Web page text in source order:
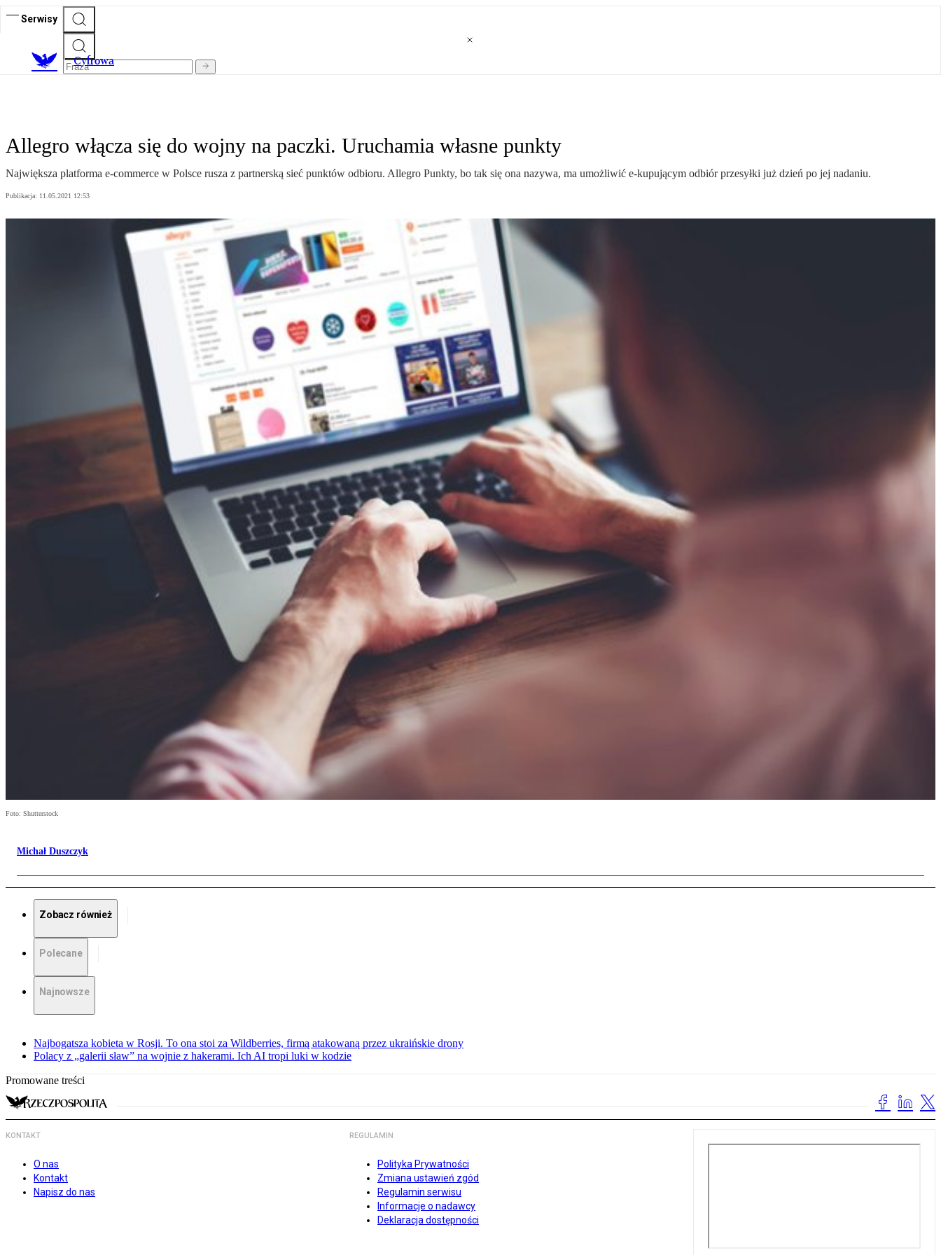
Serwisy
Cyfrowa
Allegro włącza się do wojny na paczki. Uruchamia własne punkty
Największa platforma e-commerce w Polsce rusza z partnerską sieć punktów odbioru. Allegro Punkty, bo tak się ona nazywa, ma umożliwić e-kupującym odbiór przesyłki już dzień po jej nadaniu.
Publikacja: 11.05.2021 12:53
Foto: Shutterstock
Michał Duszczyk
Zobacz również
Polecane
Najnowsze
Najbogatsza kobieta w Rosji. To ona stoi za Wildberries, firmą atakowaną przez ukraińskie drony
Polacy z „galerii sław” na wojnie z hakerami. Ich AI tropi luki w kodzie
Promowane treści
KONTAKT
O nas
Kontakt
Napisz do nas
REGULAMIN
Polityka Prywatności
Zmiana ustawień zgód
Regulamin serwisu
Informacje o nadawcy
Deklaracja dostępności